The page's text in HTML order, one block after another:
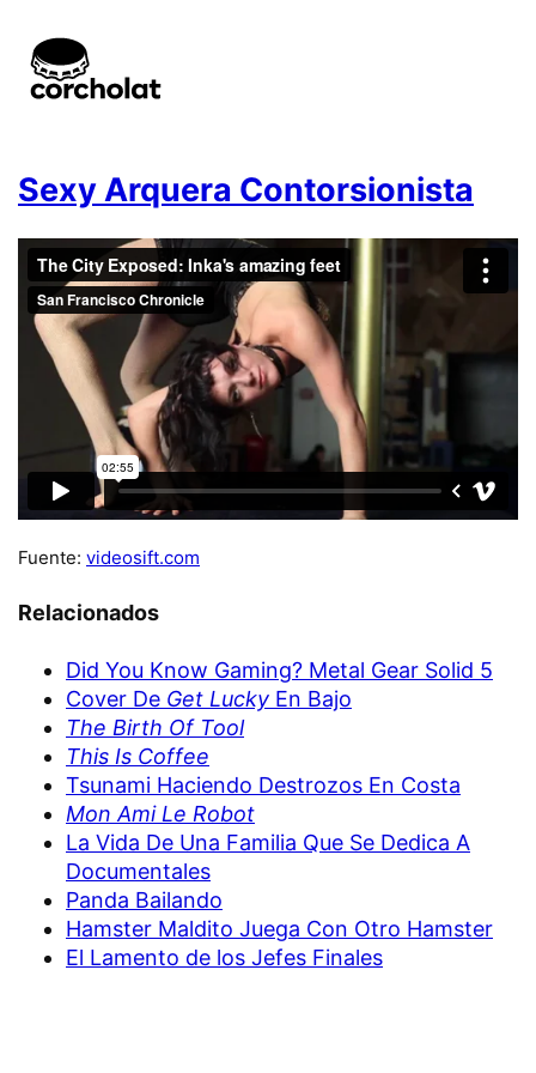
Sexy Arquera Contorsionista
Fuente: videosift.com
Relacionados
Did You Know Gaming? Metal Gear Solid 5
Cover De Get Lucky En Bajo
The Birth Of Tool
This Is Coffee
Tsunami Haciendo Destrozos En Costa
Mon Ami Le Robot
La Vida De Una Familia Que Se Dedica A
Documentales
Panda Bailando
Hamster Maldito Juega Con Otro Hamster
El Lamento de los Jefes Finales